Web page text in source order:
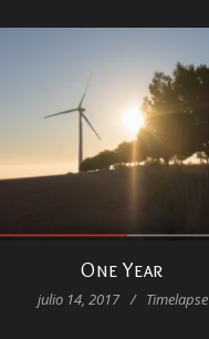
One Year
julio 14, 2017 / Timelapse